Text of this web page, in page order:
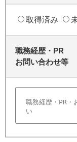
取得済み
職務経歴・PR
お問い合わせ等